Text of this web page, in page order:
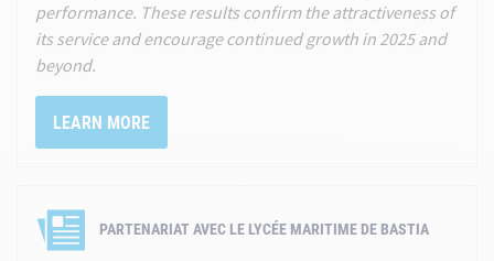
performance. These results confirm the attractiveness of
its service and encourage continued growth in 2025 and
beyond.
LEARN MORE
PARTENARIAT AVEC LE LYCÉE MARITIME DE BASTIA